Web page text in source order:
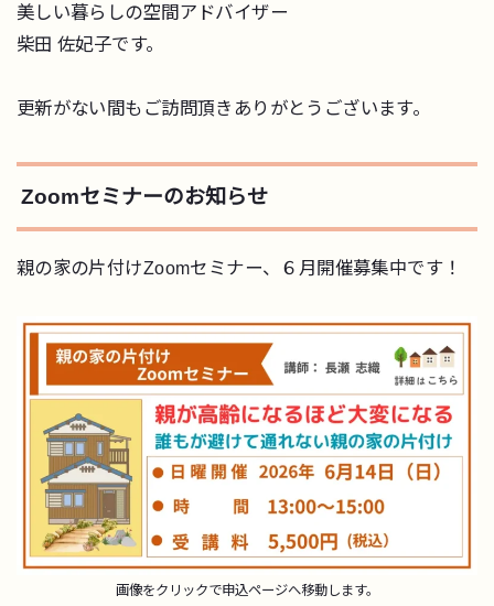
美しい暮らしの空間アドバイザー
柴田 佐妃子です。
更新がない間もご訪問頂きありがとうございます。
Zoomセミナーのお知らせ
親の家の片付けZoomセミナー、６月開催募集中です！
画像をクリックで申込ページへ移動します。